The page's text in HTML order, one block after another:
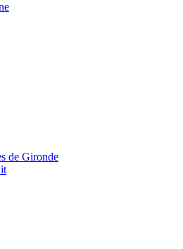
de Gironde